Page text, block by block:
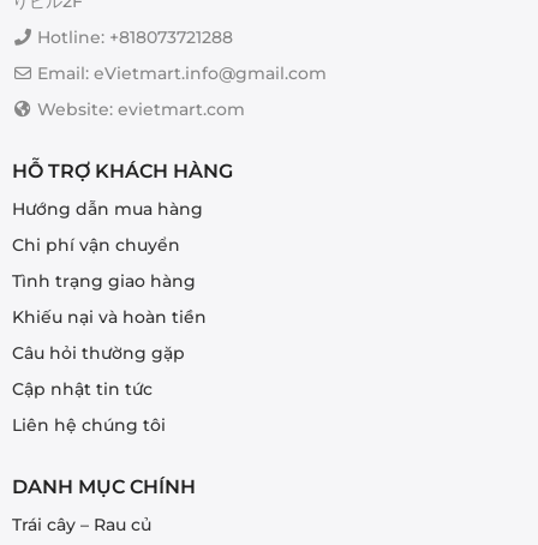
Hotline: +818073721288
Email: eVietmart.info@gmail.com
Website: evietmart.com
HỖ TRỢ KHÁCH HÀNG
Hướng dẫn mua hàng
Chi phí vận chuyển
Tình trạng giao hàng
Khiếu nại và hoàn tiền
Câu hỏi thường gặp
Cập nhật tin tức
Liên hệ chúng tôi
DANH MỤC CHÍNH
Trái cây – Rau củ